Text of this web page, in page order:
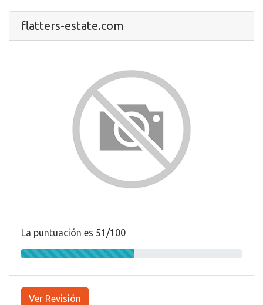
flatters-estate.com
La puntuación es 51/100
Ver Revisión